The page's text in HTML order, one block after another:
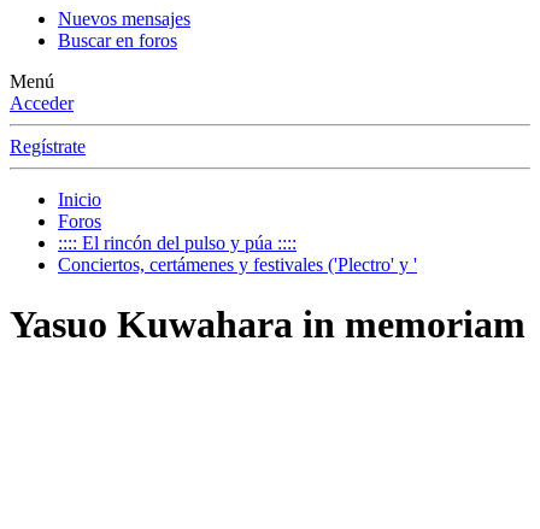
Nuevos mensajes
Buscar en foros
Menú
Acceder
Regístrate
Inicio
Foros
:::: El rincón del pulso y púa ::::
Conciertos, certámenes y festivales ('Plectro' y '
Yasuo Kuwahara in memoriam